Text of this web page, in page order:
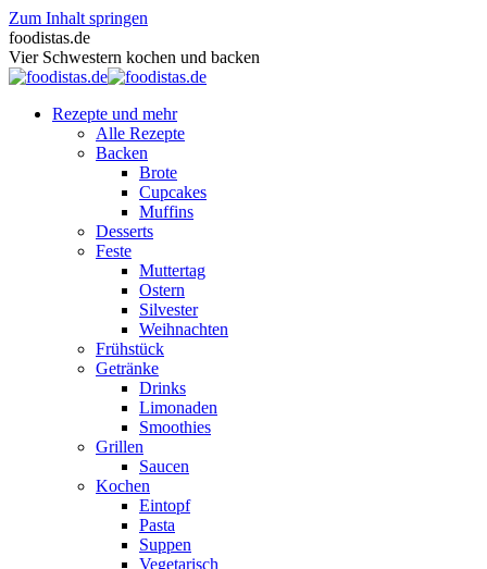
Zum Inhalt springen
foodistas.de
Vier Schwestern kochen und backen
Rezepte und mehr
Alle Rezepte
Backen
Brote
Cupcakes
Muffins
Desserts
Feste
Muttertag
Ostern
Silvester
Weihnachten
Frühstück
Getränke
Drinks
Limonaden
Smoothies
Grillen
Saucen
Kochen
Eintopf
Pasta
Suppen
Vegetarisch